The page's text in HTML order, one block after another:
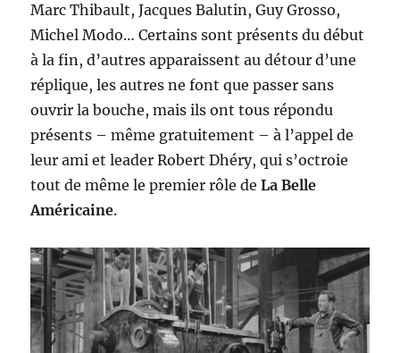
Marc Thibault, Jacques Balutin, Guy Grosso,
Michel Modo… Certains sont présents du début
à la fin, d’autres apparaissent au détour d’une
réplique, les autres ne font que passer sans
ouvrir la bouche, mais ils ont tous répondu
présents – même gratuitement – à l’appel de
leur ami et leader Robert Dhéry, qui s’octroie
tout de même le premier rôle deLa Belle
Américaine.